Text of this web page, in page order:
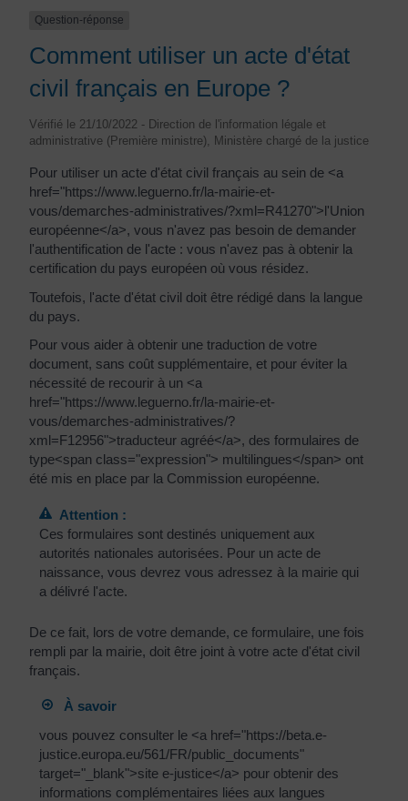
Question-réponse
Comment utiliser un acte d'état
civil français en Europe ?
Vérifié le 21/10/2022 - Direction de l'information légale et
administrative (Première ministre), Ministère chargé de la justice
Pour utiliser un acte d'état civil français au sein de <a
href="https://www.leguerno.fr/la-mairie-et-
vous/demarches-administratives/?xml=R41270">l'Union
européenne</a>, vous n'avez pas besoin de demander
l'authentification de l'acte : vous n'avez pas à obtenir la
certification du pays européen où vous résidez.
Toutefois, l'acte d'état civil doit être rédigé dans la langue
du pays.
Pour vous aider à obtenir une traduction de votre
document, sans coût supplémentaire, et pour éviter la
nécessité de recourir à un <a
href="https://www.leguerno.fr/la-mairie-et-
vous/demarches-administratives/?
xml=F12956">traducteur agréé</a>, des formulaires de
type<span class="expression"> multilingues</span> ont
été mis en place par la Commission européenne.
Attention :
Ces formulaires sont destinés uniquement aux
autorités nationales autorisées. Pour un acte de
naissance, vous devrez vous adressez à la mairie qui
a délivré l'acte.
De ce fait, lors de votre demande, ce formulaire, une fois
rempli par la mairie, doit être joint à votre acte d'état civil
français.
À savoir
vous pouvez consulter le <a href="https://beta.e-
justice.europa.eu/561/FR/public_documents"
target="_blank">site e-justice</a> pour obtenir des
informations complémentaires liées aux langues